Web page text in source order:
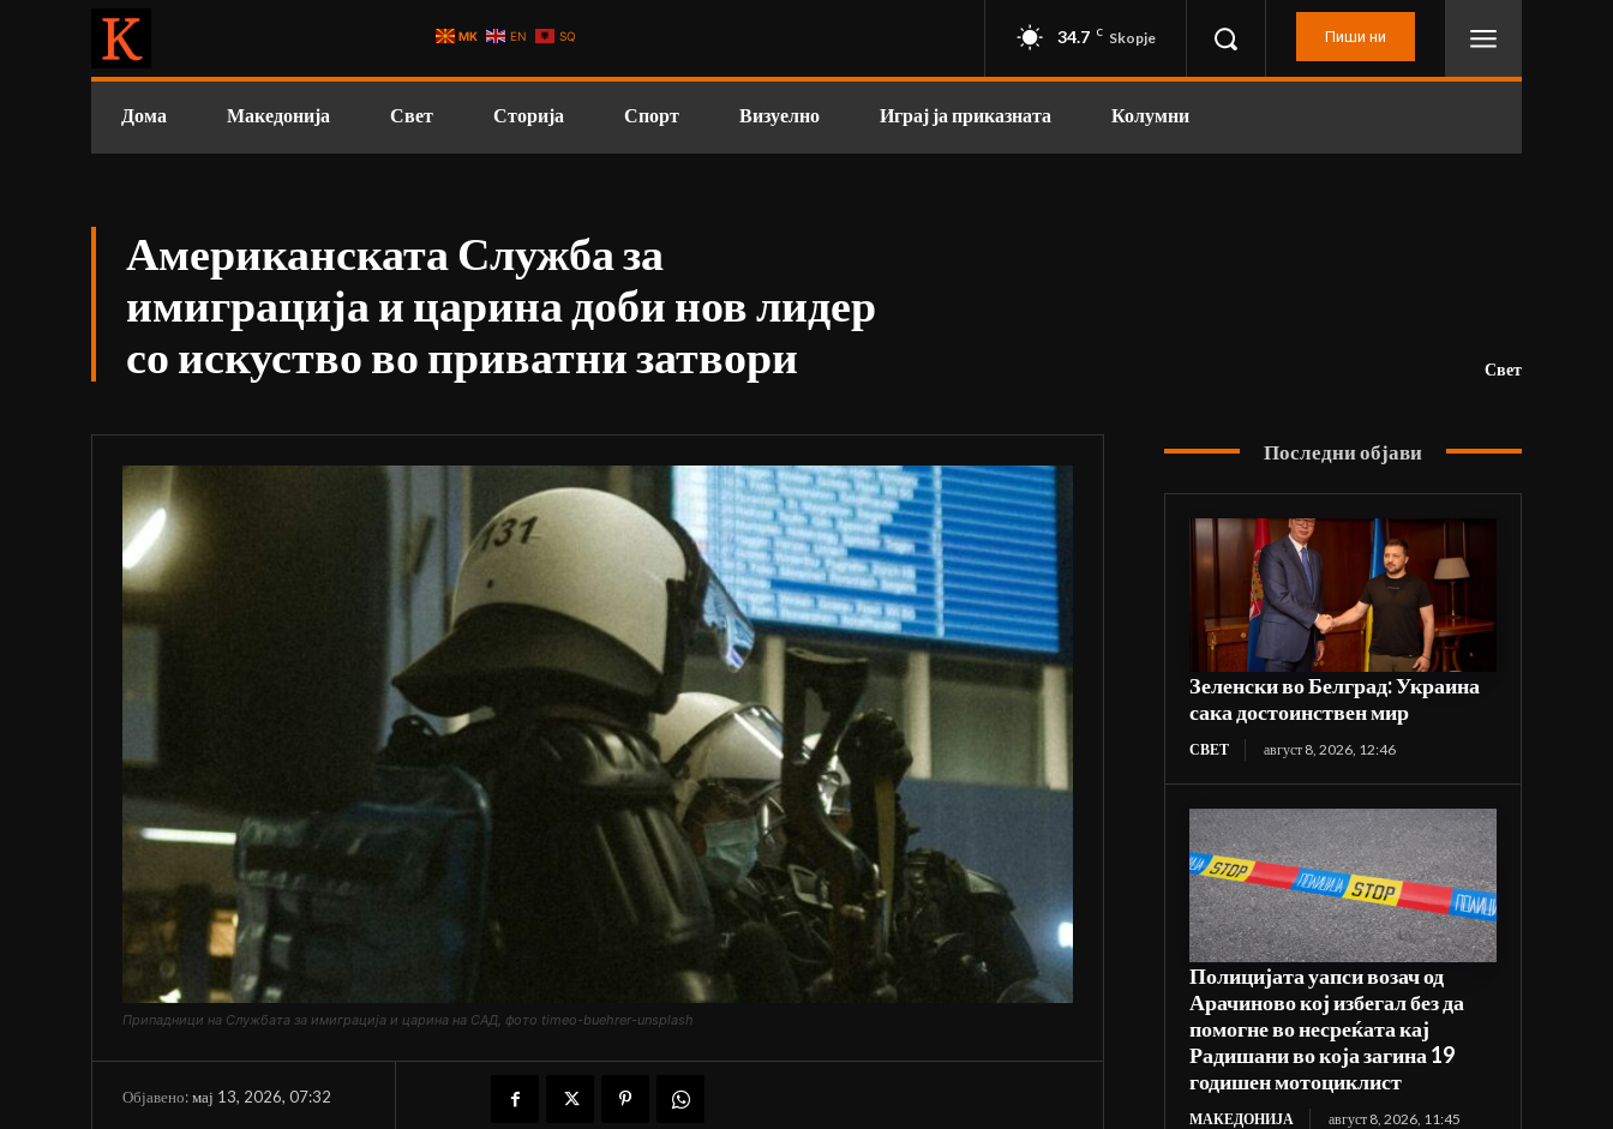
34.7 C Skopje Пиши ни
Дома Македонија Свет Сторија Спорт Визуелно Играј ја приказната Колумни
Американската Служба за
имиграција и царина доби нов лидер
со искуство во приватни затвори
Свет
Припадници на Службата за имиграција и царина на САД, фото timeo-buehrer-unsplash
Објавено:мај 13, 2026, 07:32
Последни објави
Зеленски во Белград: Украина
сака достоинствен мир
СВЕТ август 8, 2026, 12:46
Полицијата уапси возач од
Арачиново кој избегал без да
помогне во несреќата кај
Радишани во која загина 19
годишен мотоциклист
МАКЕДОНИЈА август 8, 2026, 11:45
MK EN SQ